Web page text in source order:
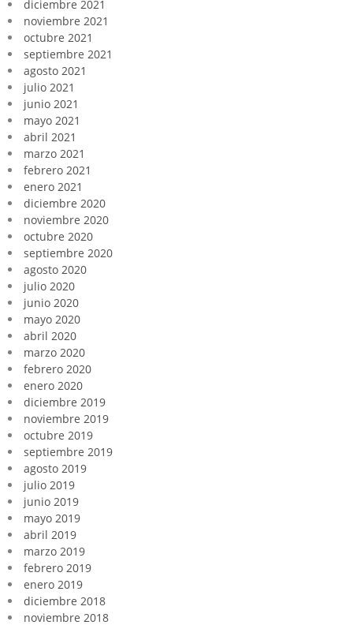
diciembre 2021
noviembre 2021
octubre 2021
septiembre 2021
agosto 2021
julio 2021
junio 2021
mayo 2021
abril 2021
marzo 2021
febrero 2021
enero 2021
diciembre 2020
noviembre 2020
octubre 2020
septiembre 2020
agosto 2020
julio 2020
junio 2020
mayo 2020
abril 2020
marzo 2020
febrero 2020
enero 2020
diciembre 2019
noviembre 2019
octubre 2019
septiembre 2019
agosto 2019
julio 2019
junio 2019
mayo 2019
abril 2019
marzo 2019
febrero 2019
enero 2019
diciembre 2018
noviembre 2018